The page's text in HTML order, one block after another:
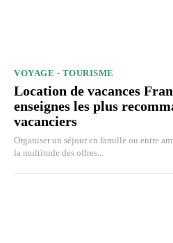
VOYAGE - TOURISME
Location de vacances
enseignes les plus
vacanciers
Organiser un séjour en famille ou entre
la multitude des offres...